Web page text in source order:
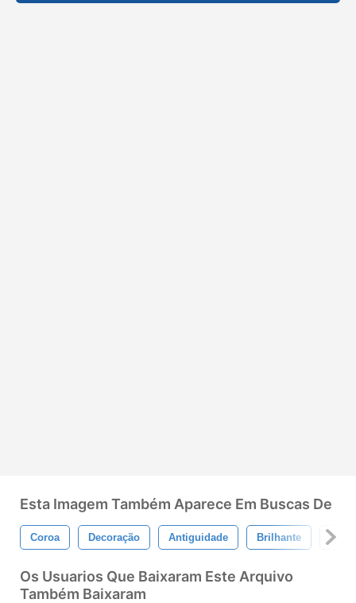
Esta Imagem Também Aparece Em Buscas De
Coroa Decoração Antiguidade Brilhante
Os Usuarios Que Baixaram Este Arquivo
Também Baixaram